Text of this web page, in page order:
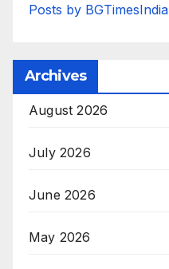
Posts by BGTimesIndia
Archives
August 2026
July 2026
June 2026
May 2026